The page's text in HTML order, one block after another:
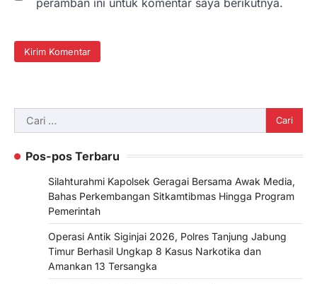
peramban ini untuk komentar saya berikutnya.
Cari
untuk:
Pos-pos Terbaru
Silahturahmi Kapolsek Geragai Bersama Awak Media,
Bahas Perkembangan Sitkamtibmas Hingga Program
Pemerintah
Operasi Antik Siginjai 2026, Polres Tanjung Jabung
Timur Berhasil Ungkap 8 Kasus Narkotika dan
Amankan 13 Tersangka